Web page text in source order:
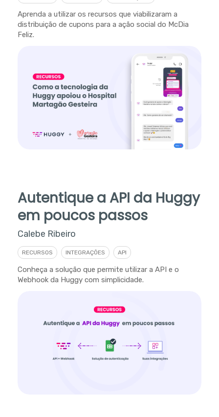
Aprenda a utilizar os recursos que viabilizaram a
distribuição de cupons para a ação social do McDia
Feliz.
Autentique a API da Huggy
em poucos passos
Calebe Ribeiro
RECURSOS INTEGRAÇÕES API
Conheça a solução que permite utilizar a API e o
Webhook da Huggy com simplicidade.